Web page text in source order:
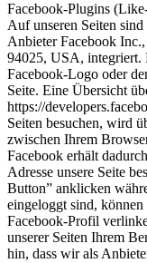
Facebook-Plugins
Auf unseren Seiten
Anbieter Facebook
94025, USA, integriert.
Facebook-Logo oder
Seite. Eine Übersicht
https://
Seiten besuchen, wird
zwischen Ihrem
Facebook erhält
Adresse unsere Seite
Button” anklicken
eingeloggt sind,
Facebook-Profil
unserer Seiten Ihrem
hin, dass wir als